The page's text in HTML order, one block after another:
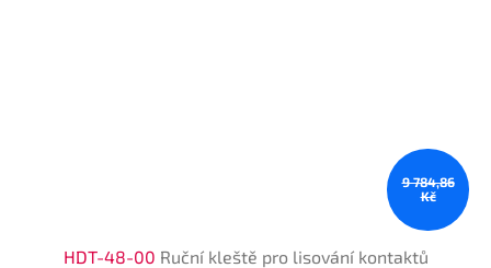
9 784,86
Kč
HDT-48-00 Ruční kleště pro lisování kontaktů